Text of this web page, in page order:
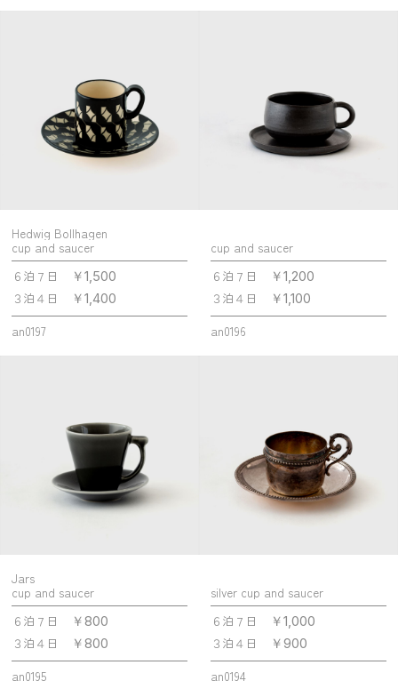
Hedwig Bollhagen
cup and saucer
６泊７日
￥1,500
３泊４日 ￥1,400
an0197
cup and saucer
６泊７日
￥1,200
３泊４日 ￥1,100
an0196
Jars
cup and saucer
６泊７日
￥800
３泊４日 ￥800
an0195
silver cup and saucer
６泊７日
￥1,000
３泊４日 ￥900
an0194